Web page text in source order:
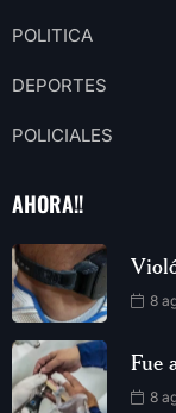
POLITICA
DEPORTES
POLICIALES
AHORA!!
8
Fue
8